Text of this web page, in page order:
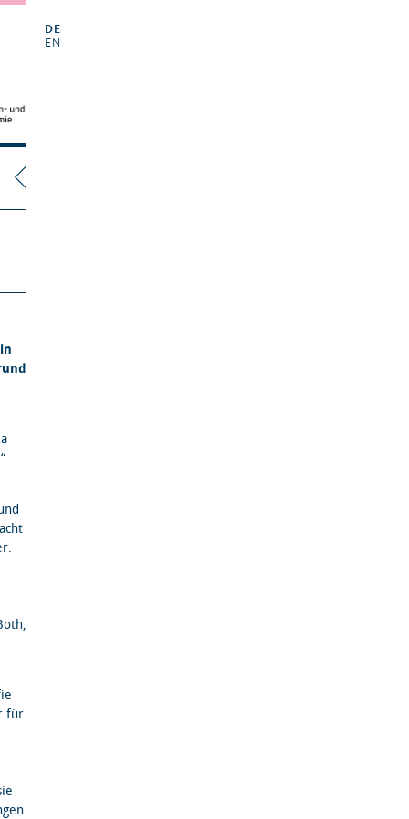
DE
EN
für